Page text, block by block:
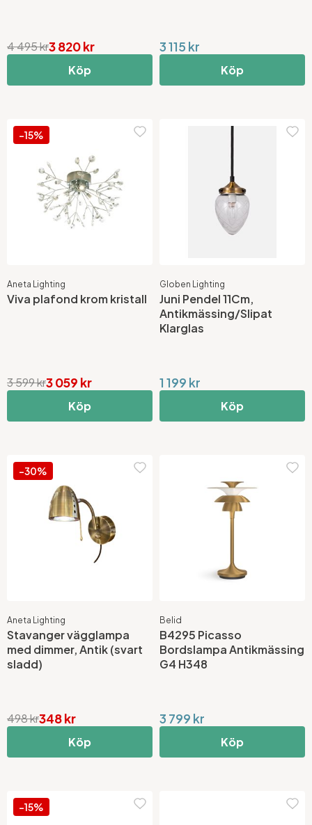
3 820 kr
4 495 kr
Köp
3 115 kr
Köp
-15%
Aneta Lighting
Viva plafond krom kristall
3 059 kr
3 599 kr
Köp
Globen Lighting
Juni Pendel 11Cm,
Antikmässing/Slipat
Klarglas
1 199 kr
Köp
-30%
Aneta Lighting
Stavanger vägglampa
med dimmer, Antik (svart
sladd)
348 kr
498 kr
Köp
Belid
B4295 Picasso
Bordslampa Antikmässing
G4 H348
3 799 kr
Köp
-15%